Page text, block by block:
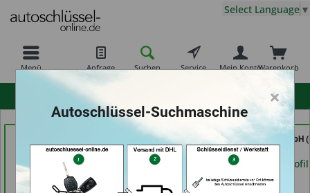
Menü Anfrage Suchen Service Warenkorb
Mein Konto
Select Language ▼
Moos (in Märstetten)
Händlerprofil
Carkeys Augsburg &
ECU Service
Mobilservice (in
Händlerprofil
Tayfun 2.0 GmbH
Fürth)
Händlerprofil
×
Autoschlüssel-Suchmaschine